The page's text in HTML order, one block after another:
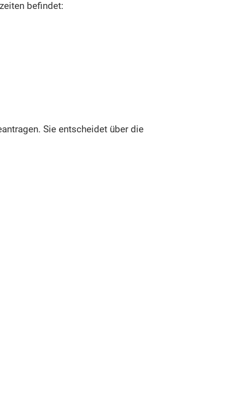
befindet:
Sie entscheidet über die